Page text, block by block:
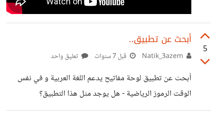
5
أبحث عن تطبيق..
قبل 7 سنوات تعليق واحد
أبحث عن تطبيق لوحة مفاتيح يدعم اللغة العربية و في نفس
الوقت الرموز الرياضية - هل يوجد مثل هذا التطبيق؟